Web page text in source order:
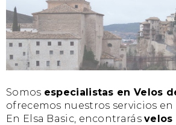
Somos especialistas en Velos
ofrecemos nuestros servicios en
En Elsa Basic, encontrarásvelos